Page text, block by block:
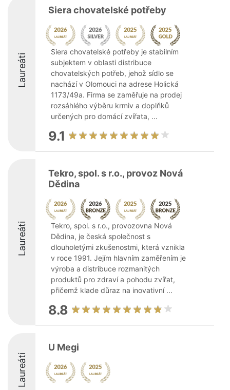
Laureáti
Siera chovatelské potřeby
Siera chovatelské potřeby je stabilním
subjektem v oblasti distribuce
chovatelských potřeb, jehož sídlo se
nachází v Olomouci na adrese Holická
1173/49a. Firma se zaměřuje na prodej
rozsáhlého výběru krmiv a doplňků
určených pro domácí zvířata, ...
9.1
Laureáti
Tekro, spol. s r.o., provoz Nová
Dědina
Tekro, spol. s r.o., provozovna Nová
Dědina, je česká společnost s
dlouholetými zkušenostmi, která vznikla
v roce 1991. Jejím hlavním zaměřením je
výroba a distribuce rozmanitých
produktů pro zdraví a pohodu zvířat,
přičemž klade důraz na inovativní ...
8.8
Laureáti
U Megi